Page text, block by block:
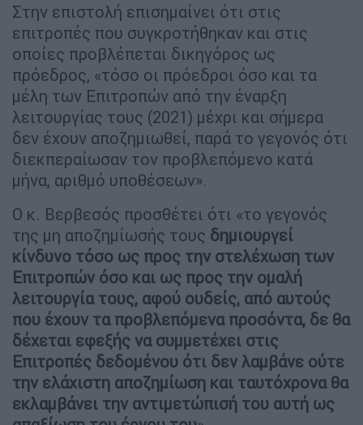
Στην επιστολή επισημαίνει ότι στις
επιτροπές που συγκροτήθηκαν και στις
οποίες προβλέπεται δικηγόρος ως
πρόεδρος, «τόσο οι πρόεδροι όσο και τα
μέλη των Επιτροπών από την έναρξη
λειτουργίας τους (2021) μέχρι και σήμερα
δεν έχουν αποζημιωθεί, παρά το γεγονός ότι
διεκπεραίωσαν τον προβλεπόμενο κατά
μήνα, αριθμό υποθέσεων».
Ο κ. Βερβεσός προσθέτει ότι «το γεγονός
της μη αποζημίωσής τους δημιουργεί
κίνδυνο τόσο ως προς την στελέχωση των
Επιτροπών όσο και ως προς την ομαλή
λειτουργία τους, αφού ουδείς, από αυτούς
που έχουν τα προβλεπόμενα προσόντα, δε θα
δέχεται εφεξής να συμμετέχει στις
Επιτροπές δεδομένου ότι δεν λαμβάνε ούτε
την ελάχιστη αποζημίωση και ταυτόχρονα θα
εκλαμβάνει την αντιμετώπισή του αυτή ως